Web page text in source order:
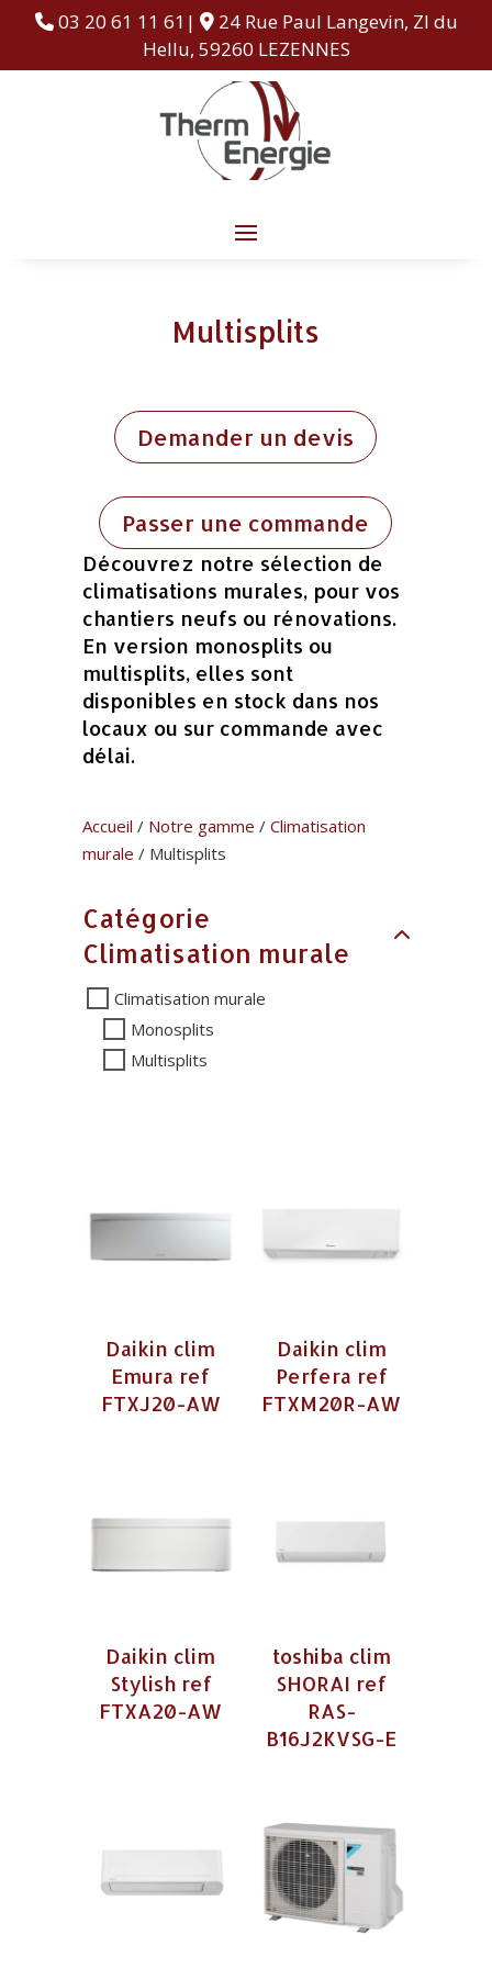
03 20 61 11 61|
24 Rue Paul Langevin, ZI du
Hellu, 59260 LEZENNES
Multisplits
Demander un devis
Passer une commande
Découvrez notre sélection de
climatisations murales, pour vos
chantiers neufs ou rénovations.
En version monosplits ou
multisplits, elles sont
disponibles en stock dans nos
locaux ou sur commande avec
délai.
Accueil / Notre gamme / Climatisation
murale / Multisplits
Catégorie
Climatisation murale
Climatisation murale
Monosplits
Multisplits
Daikin clim
Emura ref
FTXJ20-AW
Daikin clim
Perfera ref
FTXM20R-AW
Daikin clim
Stylish ref
FTXA20-AW
toshiba clim
SHORAI ref
RAS-
B16J2KVSG-E